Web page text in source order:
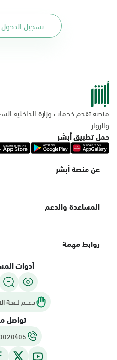
تسجيل الدخول
منصة تقدم خدمات وزارة الداخلية
والزوار
حمل تطبيق أبشر
عن منصة أبشر
المساعدة والدعم
روابط مهمة
أدوات
دعـــم لـــغـة
تواصل